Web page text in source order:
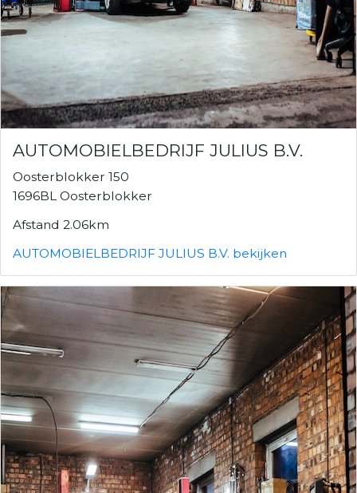
AUTOMOBIELBEDRIJF JULIUS B.V.
Oosterblokker 150
1696BL Oosterblokker
Afstand 2.06km
AUTOMOBIELBEDRIJF JULIUS B.V. bekijken